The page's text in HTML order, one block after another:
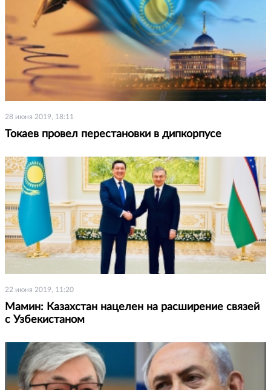
28 июня 2019, 18:11
Токаев провел перестановки в дипкорпусе
22 июня 2019, 11:20
Мамин: Казахстан нацелен на расширение связей
с Узбекистаном